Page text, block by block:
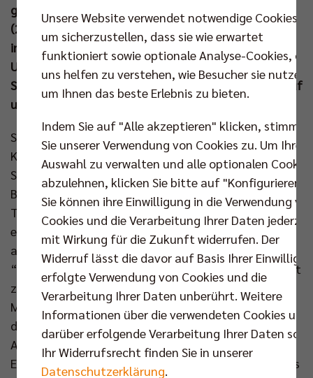
gegen Pokalsieger setzten sich die Berliner mit 3:1
(24:26, 30:28, 25:16, 25:22) durch, benötigten dazu
in der Endphase von Satz zwei aber die volle
Unterstützung der Heimkulisse. Der klimabewusste
Spieltag wurde somit in jeder Hinsicht ein Erfolg – auf
und neben dem Court.
Sichtlich nervös und offenbar beeindruckt von der
Kulisse begann das BR Volleys Team den
Schlagabtausch mit dem Rekordmeister vom
Bodensee. Die Mannschaft um Zuspieler Angel
Trinidad startete mit einem 0:3 und es brauchte das
erste Statement des Kapitäns, um in der Begegnung
anzukommen: Der Spanier katapultierte den
“Dankeball-Pritscher“ des Häflers Dejan Vincic direkt
zurück (5:5). Ruben Schott brachte den Deutschen
Meister kurz darauf erstmals in Führung (11:10),
doch Friedrichshafen hatte die passende Antwort.
Außerdem machten sich die Hausherren mit elf
Eigenfehlern in Satz eins das Leben selbst schwer. Als
Unsere Website verwendet notwendige Cookies,
um sicherzustellen, dass sie wie erwartet
funktioniert sowie optionale Analyse-Cookies, die
uns helfen zu verstehen, wie Besucher sie nutzen,
um Ihnen das beste Erlebnis zu bieten.
Indem Sie auf "Alle akzeptieren" klicken, stimmen
Sie unserer Verwendung von Cookies zu. Um Ihre
Auswahl zu verwalten und alle optionalen Cookies
abzulehnen, klicken Sie bitte auf "Konfigurieren".
Sie können ihre Einwilligung in die Verwendung
Cookies und die Verarbeitung Ihrer Daten
mit Wirkung für die Zukunft widerrufen. Der
Widerruf lässt die davor auf Basis Ihrer
erfolgte Verwendung von Cookies und die
Verarbeitung Ihrer Daten unberührt. Weitere
Informationen über die verwendeten Cookies und
darüber erfolgende Verarbeitung Ihrer Daten
Ihr Widerrufsrecht finden Sie in unserer
Datenschutzerklärung.